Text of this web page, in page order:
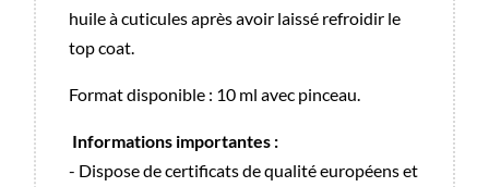
huile à cuticules après avoir laissé refroidir le
top coat.
Format disponible : 10 ml avec pinceau.
Informations importantes :
- Dispose de certificats de qualité européens et